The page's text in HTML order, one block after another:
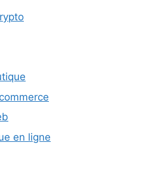
en ligne